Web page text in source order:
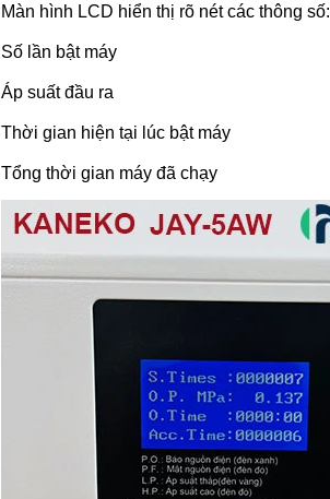
Màn hình LCD hiển thị rõ nét các thông số:
Số lần bật máy
Áp suất đầu ra
Thời gian hiện tại lúc bật máy
Tổng thời gian máy đã chạy